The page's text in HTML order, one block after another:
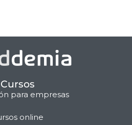
Cursos
para empresas
online